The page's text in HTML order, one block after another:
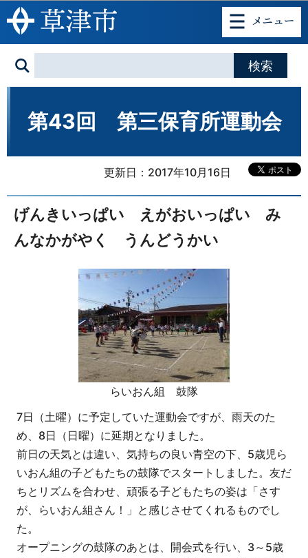
このページの本文へ移動
第43回 第三保育所運動会
更新日：2017年10月16日
げんきいっぱい えがおいっぱい み
んなかがやく うんどうかい
らいおん組 鼓隊
7日（土曜）に予定していた運動会ですが、雨天のた
め、8日（日曜）に延期となりました。
前日の天気とは違い、気持ちの良い青空の下、5歳児ら
いおん組の子どもたちの鼓隊でスタートしました。友だ
ちとリズムを合わせ、頑張る子どもたちの姿は「さす
が、らいおん組さん！」と感じさせてくれるものでし
た。
オープニングの鼓隊のあとは、開会式を行い、3～5歳